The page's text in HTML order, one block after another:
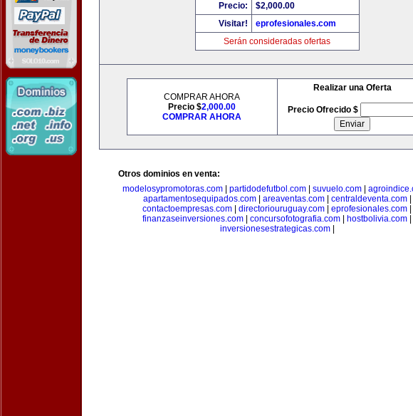
Precio:
$2,000.00
Visitar!
eprofesionales.com
Serán consideradas ofertas
COMPRAR AHORA
Precio $2,000.00
COMPRAR AHORA
Realizar una Oferta
Precio Ofrecido $
Otros dominios en venta:
modelosypromotoras.com| partidodefutbol.com| suvuelo.com|
apartamentosequipados.com| areaventas.com| centraldeventa.com|
contactoempresas.com
directoriouruguay.com eprofesionales.com
finanzaseinversiones.com
concursofotografia.com hostbolivia.com
inversionesestrategicas.com|